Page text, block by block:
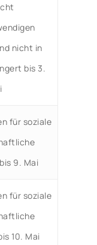
nicht in
bis 3.
für soziale
9. Mai
für soziale
10. Mai